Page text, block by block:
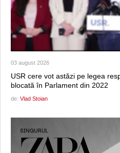
03 august 2026
USR cere vot astăzi pe legea
blocată în Parlament din 2022
de: Vlad Stoian